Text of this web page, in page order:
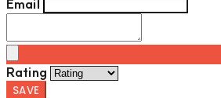
Email
Rating
SAVE